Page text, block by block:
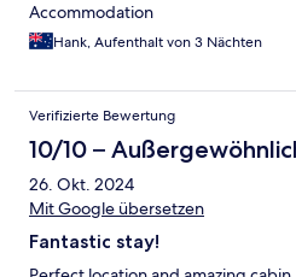
Accommodation
Hank, Aufenthalt von 3 Nächten
Verifizierte Bewertung
10/10 –
26. Okt. 2024
Mit Google übersetzen
Fantastic stay!